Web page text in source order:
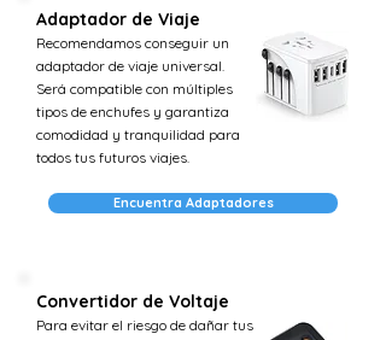
Adaptador de Viaje
Recomendamos conseguir un
adaptador de viaje universal.
Será compatible con múltiples
tipos de enchufes y garantiza
comodidad y tranquilidad para
todos tus futuros viajes.
Encuentra Adaptadores
Convertidor de Voltaje
Para evitar el riesgo de dañar tus